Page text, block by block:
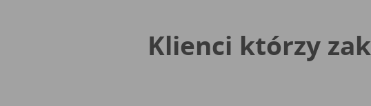
Klienci którzy